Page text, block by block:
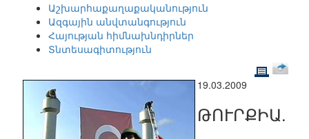
Աշխարհաքաղաքականություն
Ազգային անվտանգություն
Հայության հիմնախնդիրներ
Տնտեսագիտություն
19.03.2009
ԹՈՒՐՔԻԱ.